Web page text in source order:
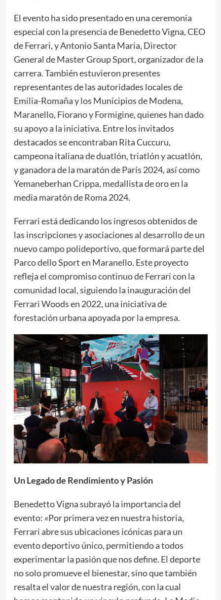
El evento ha sido presentado en una ceremonia
especial con la presencia de Benedetto Vigna, CEO
de Ferrari, y Antonio Santa Maria, Director
General de Master Group Sport, organizador de la
carrera. También estuvieron presentes
representantes de las autoridades locales de
Emilia-Romaña y los Municipios de Modena,
Maranello, Fiorano y Formigine, quienes han dado
su apoyo a la iniciativa. Entre los invitados
destacados se encontraban Rita Cuccuru,
campeona italiana de duatlón, triatlón y acuatlón,
y ganadora de la maratón de París 2024, así como
Yemaneberhan Crippa, medallista de oro en la
media maratón de Roma 2024.
Ferrari está dedicando los ingresos obtenidos de
las inscripciones y asociaciones al desarrollo de un
nuevo campo polideportivo, que formará parte del
Parco dello Sport en Maranello. Este proyecto
refleja el compromiso continuo de Ferrari con la
comunidad local, siguiendo la inauguración del
Ferrari Woods en 2022, una iniciativa de
forestación urbana apoyada por la empresa.
Un Legado de Rendimiento y Pasión
Benedetto Vigna subrayó la importancia del
evento: «Por primera vez en nuestra historia,
Ferrari abre sus ubicaciones icónicas para un
evento deportivo único, permitiendo a todos
experimentar la pasión que nos define. El deporte
no solo promueve el bienestar, sino que también
resalta el valor de nuestra región, con la cual